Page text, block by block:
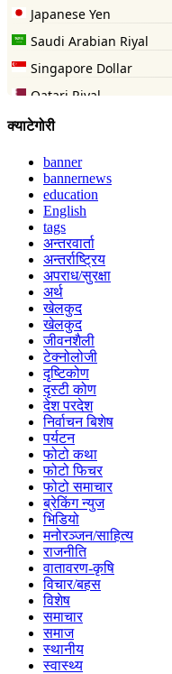
क्याटेगोरी
banner
bannernews
education
English
tags
अन्तरवार्ता
अन्तर्राष्ट्रिय
अपराध/सुरक्षा
अर्थ
खेलकुद
खेलकुद
जीवनशैली
टेक्नोलोजी
दृष्टिकोण
दृस्टी कोण
देश परदेश
निर्वाचन बिशेष
पर्यटन
फोटो कथा
फोटो फिचर
फोटो समाचार
ब्रेकिंग न्युज
भिडियो
मनोरञ्जन/साहित्य
राजनीति
वातावरण-कृषि
विचार/बहस
विशेष
समाचार
समाज
स्थानीय
स्वास्थ्य